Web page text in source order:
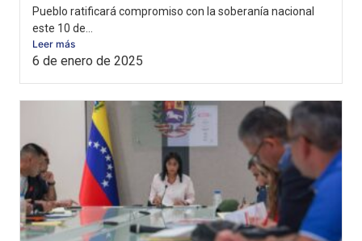
Pueblo ratificará compromiso con la soberanía nacional
este 10 de...
Leer más
6 de enero de 2025